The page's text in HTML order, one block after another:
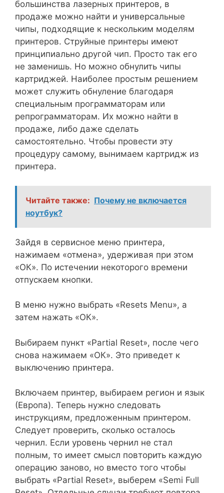
большинства лазерных принтеров, в
продаже можно найти и универсальные
чипы, подходящие к нескольким моделям
принтеров. Струйные принтеры имеют
принципиально другой чип. Просто так его
не заменишь. Но можно обнулить чипы
картриджей. Наиболее простым решением
может служить обнуление благодаря
специальным программаторам или
репрограмматорам. Их можно найти в
продаже, либо даже сделать
самостоятельно. Чтобы провести эту
процедуру самому, вынимаем картридж из
принтера.
Читайте также: Почему не включается
ноутбук?
Зайдя в сервисное меню принтера,
нажимаем «отмена», удерживая при этом
«ОК». По истечении некоторого времени
отпускаем кнопки.
В меню нужно выбрать «Resets Menu», а
затем нажать «ОК».
Выбираем пункт «Partial Reset», после чего
снова нажимаем «ОК». Это приведет к
выключению принтера.
Включаем принтер, выбираем регион и язык
(Европа). Теперь нужно следовать
инструкциям, предложенным принтером.
Следует проверить, сколько осталось
чернил. Если уровень чернил не стал
полным, то имеет смысл повторить каждую
операцию заново, но вместо того чтобы
выбрать «Partial Reset», выберем «Semi Full